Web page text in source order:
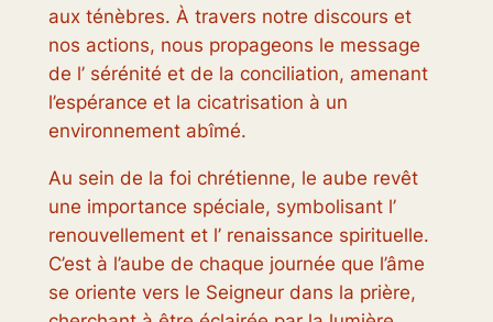
aux ténèbres. À travers notre discours et
nos actions, nous propageons le message
de l’ sérénité et de la conciliation, amenant
l’espérance et la cicatrisation à un
environnement abîmé.
Au sein de la foi chrétienne, le aube revêt
une importance spéciale, symbolisant l’
renouvellement et l’ renaissance spirituelle.
C’est à l’aube de chaque journée que l’âme
se oriente vers le Seigneur dans la prière,